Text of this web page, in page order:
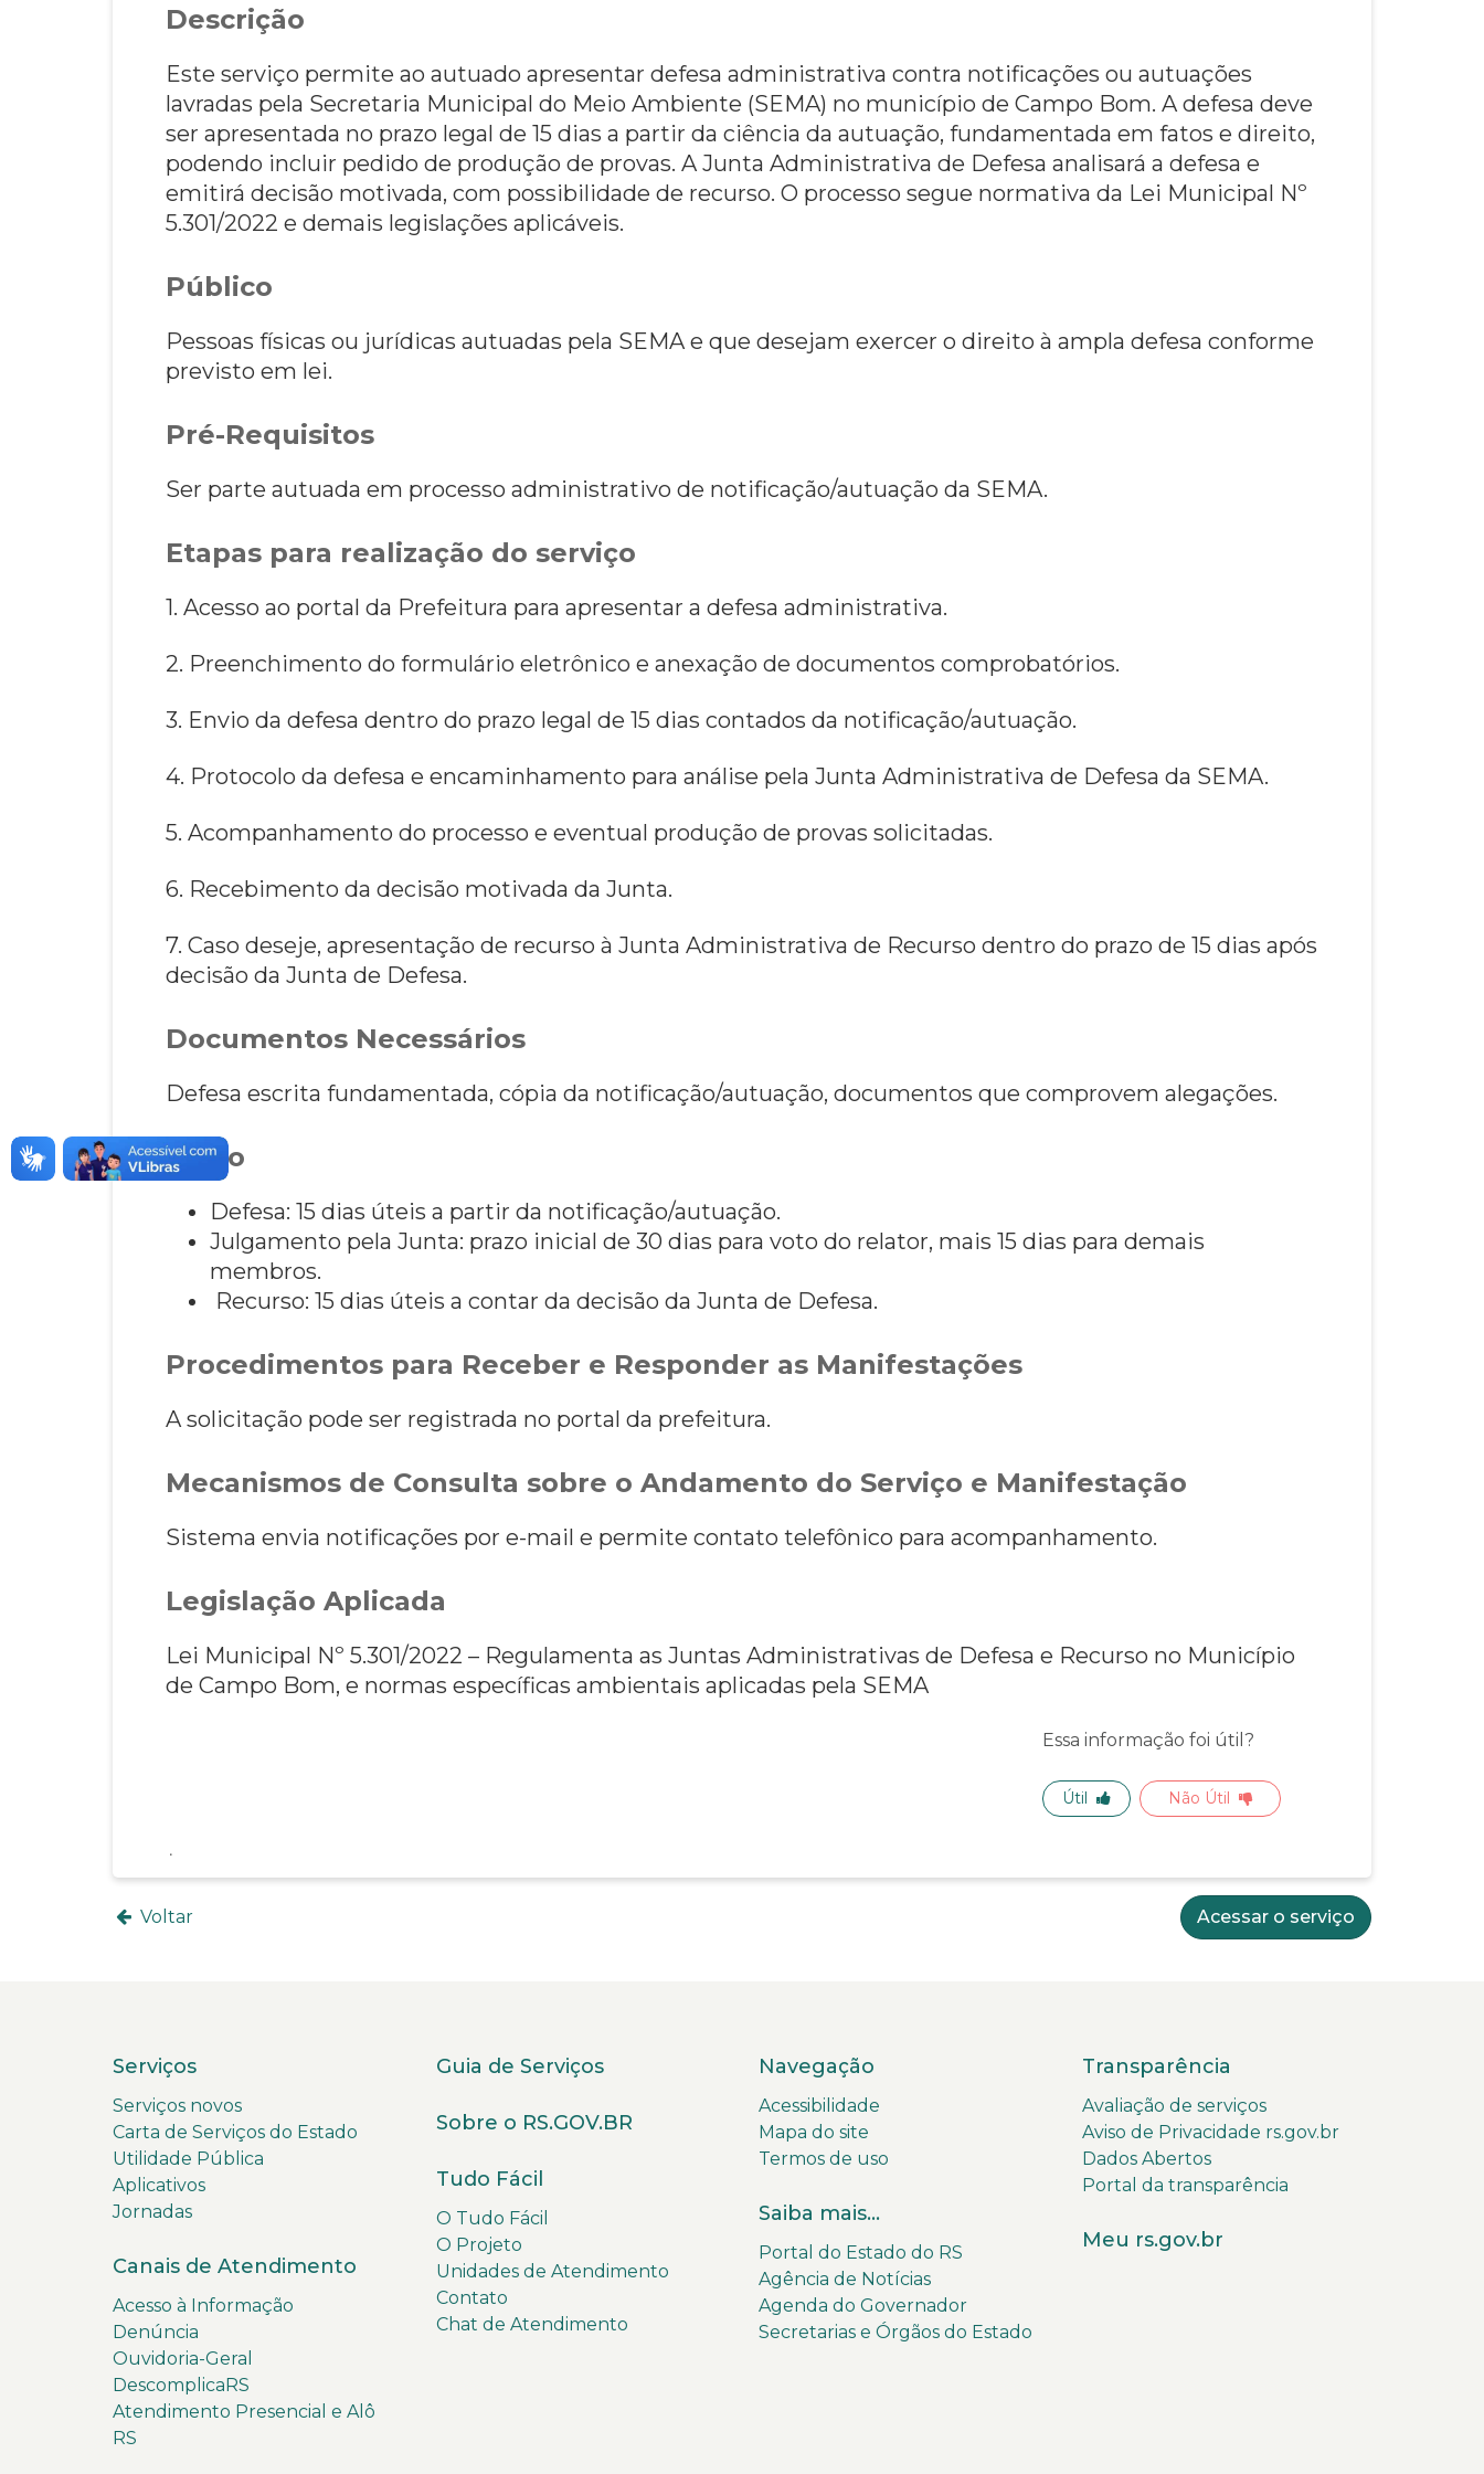
Descrição
Este serviço permite ao autuado apresentar defesa administrativa contra notificações ou autuações
lavradas pela Secretaria Municipal do Meio Ambiente (SEMA) no município de Campo Bom. A defesa deve
ser apresentada no prazo legal de 15 dias a partir da ciência da autuação, fundamentada em fatos e direito,
podendo incluir pedido de produção de provas. A Junta Administrativa de Defesa analisará a defesa e
emitirá decisão motivada, com possibilidade de recurso. O processo segue normativa da Lei Municipal Nº
5.301/2022 e demais legislações aplicáveis.
Público
Pessoas físicas ou jurídicas autuadas pela SEMA e que desejam exercer o direito à ampla defesa conforme
previsto em lei.
Pré-Requisitos
Ser parte autuada em processo administrativo de notificação/autuação da SEMA.
Etapas para realização do serviço
1. Acesso ao portal da Prefeitura para apresentar a defesa administrativa.
2. Preenchimento do formulário eletrônico e anexação de documentos comprobatórios.
3. Envio da defesa dentro do prazo legal de 15 dias contados da notificação/autuação.
4. Protocolo da defesa e encaminhamento para análise pela Junta Administrativa de Defesa da SEMA.
5. Acompanhamento do processo e eventual produção de provas solicitadas.
6. Recebimento da decisão motivada da Junta.
7. Caso deseje, apresentação de recurso à Junta Administrativa de Recurso dentro do prazo de 15 dias após
decisão da Junta de Defesa.
Documentos Necessários
Defesa escrita fundamentada, cópia da notificação/autuação, documentos que comprovem alegações.
Prazo
Defesa: 15 dias úteis a partir da notificação/autuação.
Julgamento pela Junta: prazo inicial de 30 dias para voto do relator, mais 15 dias para demais
membros.
Recurso: 15 dias úteis a contar da decisão da Junta de Defesa.
Procedimentos para Receber e Responder as Manifestações
A solicitação pode ser registrada no portal da prefeitura.
Mecanismos de Consulta sobre o Andamento do Serviço e Manifestação
Sistema envia notificações por e-mail e permite contato telefônico para acompanhamento.
Legislação Aplicada
Lei Municipal Nº 5.301/2022 – Regulamenta as Juntas Administrativas de Defesa e Recurso no Município
de Campo Bom, e normas específicas ambientais aplicadas pela SEMA
Essa informação foi útil?
Útil Não Útil
Voltar Acessar o serviço
Serviços
Serviços novos
Carta de Serviços do Estado
Utilidade Pública
Aplicativos
Jornadas
Canais de Atendimento
Acesso à Informação
Denúncia
Ouvidoria-Geral
DescomplicaRS
Atendimento Presencial e Alô
RS
Guia de Serviços
Sobre o RS.GOV.BR
Tudo Fácil
O Tudo Fácil
O Projeto
Unidades de Atendimento
Contato
Chat de Atendimento
Navegação
Acessibilidade
Mapa do site
Termos de uso
Saiba mais...
Portal do Estado do RS
Agência de Notícias
Agenda do Governador
Secretarias e Órgãos do Estado
Transparência
Avaliação de serviços
Aviso de Privacidade rs.gov.br
Dados Abertos
Portal da transparência
Meu rs.gov.br